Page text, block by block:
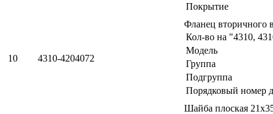
Покрытие
10 4310-4204072
Фланец вторичного
Кол-во на "4310,
Модель
Группа
Подгруппа
Порядковый номер
Шайба плоская